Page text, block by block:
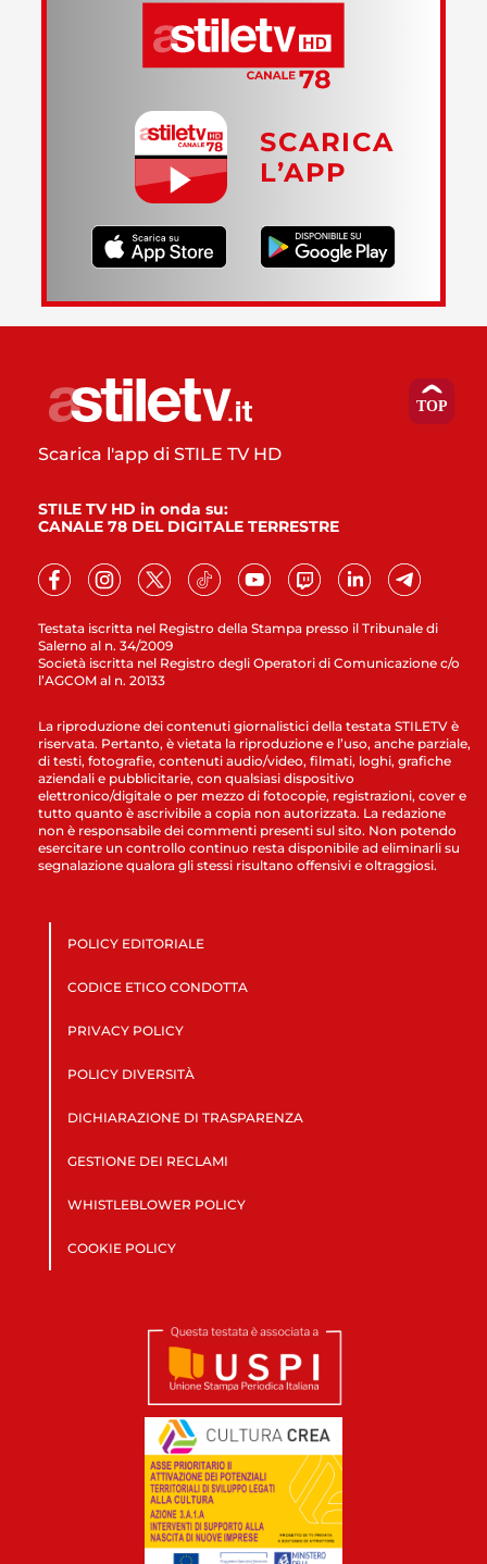
SCARICA
L’APP
Testata iscritta nel Registro della Stampa presso il Tribunale di
Salerno al n. 34/2009
Società iscritta nel Registro degli Operatori di Comunicazione c/o
l’AGCOM al n. 20133
Scarica l'app di STILE TV HD
STILE TV HD in onda su:
CANALE 78 DEL DIGITALE TERRESTRE
La riproduzione dei contenuti giornalistici della testata STILETV è
riservata. Pertanto, è vietata la riproduzione e l’uso, anche parziale,
di testi, fotografie, contenuti audio/video, filmati, loghi, grafiche
aziendali e pubblicitarie, con qualsiasi dispositivo
elettronico/digitale o per mezzo di fotocopie, registrazioni, cover e
tutto quanto è ascrivibile a copia non autorizzata. La redazione
non è responsabile dei commenti presenti sul sito. Non potendo
esercitare un controllo continuo resta disponibile ad eliminarli su
segnalazione qualora gli stessi risultano offensivi e oltraggiosi.
POLICY EDITORIALE
CODICE ETICO CONDOTTA
PRIVACY POLICY
POLICY DIVERSITÀ
DICHIARAZIONE DI TRASPARENZA
GESTIONE DEI RECLAMI
WHISTLEBLOWER POLICY
COOKIE POLICY